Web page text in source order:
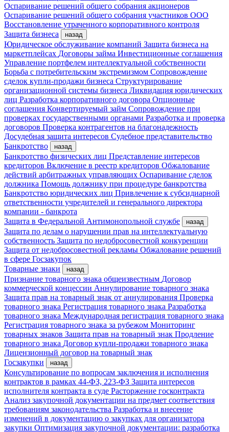
Оспаривание решений общего собрания акционеров
Оспаривание решений общего собрания участников ООО
Восстановление утраченного корпоративного контроля
Защита бизнеса
назад
Юридическое обслуживание компаний Защита бизнеса на
маркетплейсах Договоры займа Инвестиционные соглашения
Управление портфелем интеллектуальной собственности
Борьба с потребительским экстремизмом Сопровождение
сделок купли-продажи бизнеса Структурирование
организационной системы бизнеса Ликвидация юридических
лиц Разработка корпоративного договора Опционные
соглашения Конвертируемый займ Сопровождение при
проверках государственными органами Разработка и проверка
договоров Проверка контрагентов на благонадежность
Досудебная защита интересов Судебное представительство
Банкротство
назад
Банкротство физических лиц Представление интересов
кредиторов Включение в реестр кредиторов Обжалование
действий арбитражных управляющих Оспаривание сделок
должника Помощь должнику при процедуре банкротства
Банкротство юридических лиц Привлечение к субсидиарной
ответственности учредителей и генерального директора
компании - банкрота
Защита в Федеральной Антимонопольной службе
назад
Защита по делам о нарушении прав на интеллектуальную
собственность Защита по недобросовестной конкуренции
Защита от недобросовестной рекламы Обжалование решений
в сфере Госзакупок
Товарные знаки
назад
Признание товарного знака общеизвестным Договор
коммерческой концессии Аннулирование товарного знака
Защита прав на товарный знак от аннулирования Проверка
товарного знака Регистрация товарного знака Разработка
товарного знака Международная регистрация товарного знака
Регистрация товарного знака за рубежом Мониторинг
товарных знаков Защита прав на товарный знак Продление
товарного знака Договор купли-продажи товарного знака
Лицензионный договор на товарный знак
Госзакупки
назад
Консультирование по вопросам заключения и исполнения
контрактов в рамках 44-ФЗ, 223-ФЗ Защита интересов
исполнителя контракта в суде Расторжение госконтракта
Анализ закупочной документации на предмет соответствия
требованиям законодательства Разработка и внесение
изменений в документацию о закупках для организатора
закупки Оптимизация закупочной документации: разработка